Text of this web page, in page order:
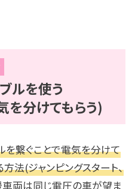
ルを使う
を分けてもらう)
を繋ぐことで電気を分けて
法(ジャンピングスタート、
両は同じ電圧の車が望ま